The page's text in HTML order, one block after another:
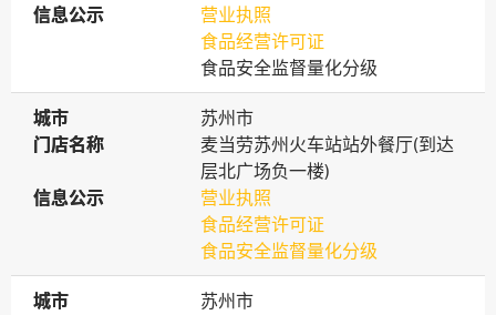
信息公示
信息公示
营业执照
食品经营许可证
食品安全监督量化分级
城市
城市
苏州市
门店名称
门店名称
麦当劳苏州火车站站外餐厅(到达
层北广场负一楼)
信息公示
信息公示
营业执照
食品经营许可证
食品安全监督量化分级
城市
城市
苏州市